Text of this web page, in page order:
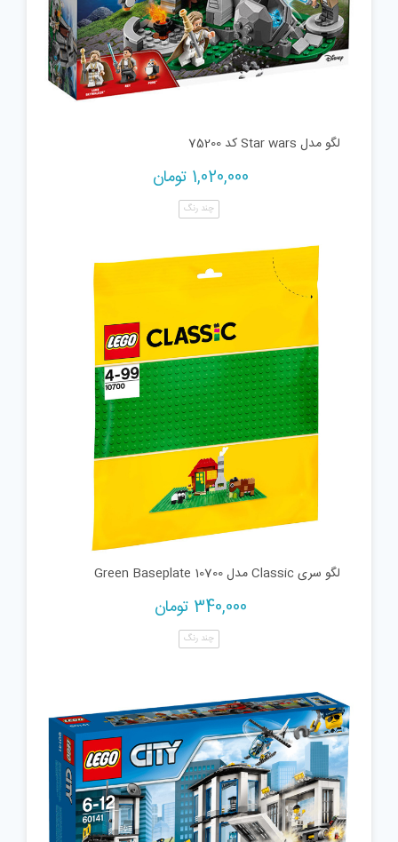
لگو مدل Star wars کد 75200
1,020,000 تومان
چند رنگ
لگو سری Classic مدل Green Baseplate 10700
340,000 تومان
چند رنگ